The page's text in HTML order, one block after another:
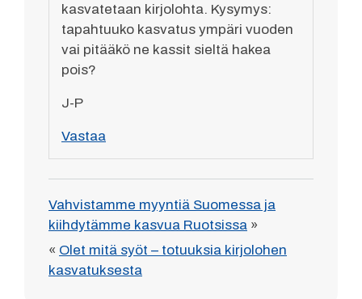
kasvatetaan kirjolohta. Kysymys:
tapahtuuko kasvatus ympäri vuoden
vai pitääkö ne kassit sieltä hakea
pois?
J-P
Vastaa
Vahvistamme myyntiä Suomessa ja
kiihdytämme kasvua Ruotsissa »
« Olet mitä syöt – totuuksia kirjolohen
kasvatuksesta